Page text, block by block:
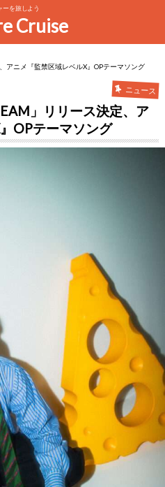
ーを旅しよう
Cruise
アニメ『監禁区域レベルX』OPテーマソング
ニュース
」リリース決定、ア
OPテーマソング